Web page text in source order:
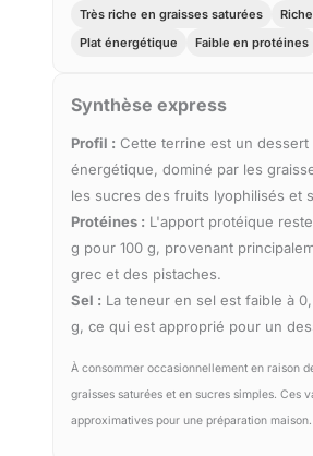
Très riche en graisses saturées
Plat énergétique
Faible en protéines
Synthèse express
Profil : Cette terrine est un dessert
énergétique, dominé par les
les sucres des fruits lyophilisés et
Protéines : L'apport protéique
g pour 100 g, provenant
grec et des pistaches.
Sel : La teneur en sel est faible à
g, ce qui est approprié pour un
À consommer occasionnellement en raison
graisses saturées et en sucres simples. Ces
approximatives pour une préparation maison.